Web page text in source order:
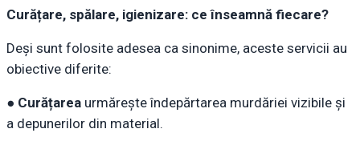
Curățare, spălare, igienizare: ce înseamnă fiecare?
Deși sunt folosite adesea ca sinonime, aceste servicii au
obiective diferite:
● Curățarea urmărește îndepărtarea murdăriei vizibile și
a depunerilor din material.